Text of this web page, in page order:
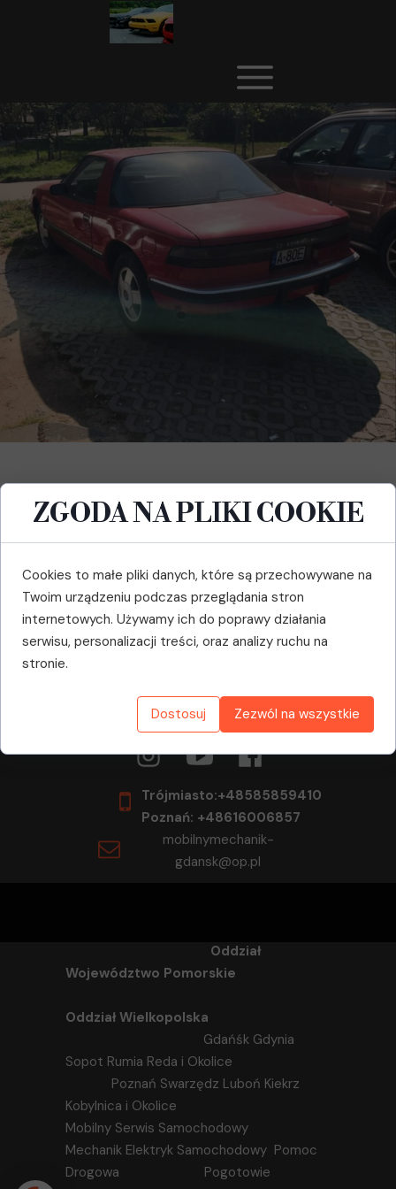
Mobilny Mechanik Elektryk Samochodowy oferuje
profesjonalne naprawy z dojazdem 24h w Gdańsku,
Gdyni, Sopocie, Poznaniu i Warszawie. Dzięki
doświadczeniu i nowoczesnemu wyposażeniu,
zapewniamy szybką diagnozę oraz skuteczną naprawę
usterek elektrycznych i mechanicznych. Nasza usługa to
wygoda i oszczędność czasu – naprawimy Twój pojazd
Trójmiasto:+48585859410
Poznań: +48616006857
mobilnymechanik-
gdansk@op.pl
Oddział
Województwo Pomorskie
Oddział Wielkopolska
Gdańśk Gdynia
Sopot Rumia Reda i Okolice
Poznań Swarzędz Luboń Kiekrz
Kobylnica i Okolice
Mobilny Serwis Samochodowy
Mechanik Elektryk Samochodowy Pomoc
Drogowa Pogotowie
ZGODA NA PLIKI COOKIE
Cookies to małe pliki danych, które są przechowywane na
Twoim urządzeniu podczas przeglądania stron
internetowych. Używamy ich do poprawy działania
serwisu, personalizacji treści, oraz analizy ruchu na
stronie.
Dostosuj Zezwól na wszystkie